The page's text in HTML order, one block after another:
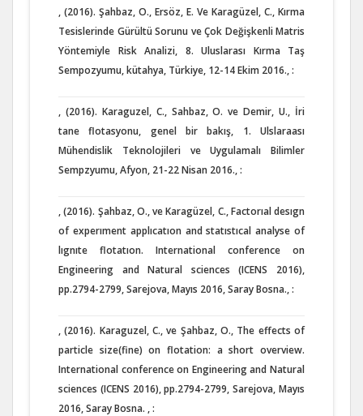
, (2016). Şahbaz, O., Ersöz, E. Ve Karagüzel, C., Kırma
Tesislerinde Gürültü Sorunu ve Çok Değişkenli Matris
Yöntemiyle Risk Analizi, 8. Uluslarası Kırma Taş
Sempozyumu, kütahya, Türkiye, 12-14 Ekim 2016., :
, (2016). Karaguzel, C., Sahbaz, O. ve Demir, U., İri
tane flotasyonu, genel bir bakış, 1. Ulslaraası
Mühendislik Teknolojileri ve Uygulamalı Bilimler
Sempzyumu, Afyon, 21-22 Nisan 2016., :
, (2016). Şahbaz, O., ve Karagüzel, C., Factorıal desıgn
of experıment applıcatıon and statıstıcal analyse of
lıgnıte flotatıon. International conference on
Engineering and Natural sciences (ICENS 2016),
pp.2794-2799, Sarejova, Mayıs 2016, Saray Bosna., :
, (2016). Karaguzel, C., ve Şahbaz, O., The effects of
particle size(fine) on flotation: a short overview.
International conference on Engineering and Natural
sciences (ICENS 2016), pp.2794-2799, Sarejova, Mayıs
2016, Saray Bosna. , :